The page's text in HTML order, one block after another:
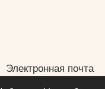
Электронная почта